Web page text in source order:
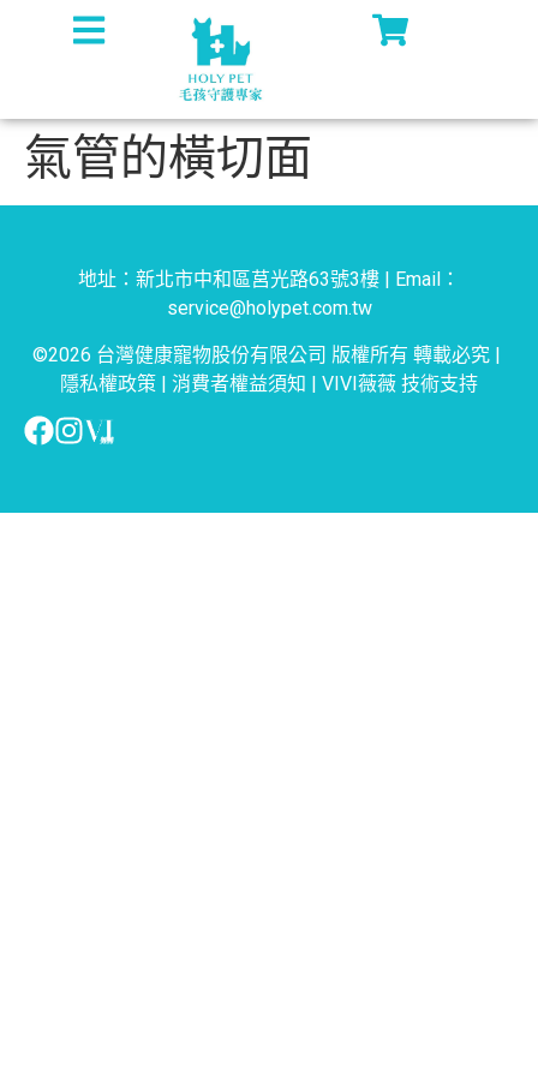
氣管的橫切面
地址：新北市中和區莒光路63號3樓 | Email：
service@holypet.com.tw
©2026 台灣健康寵物股份有限公司 版權所有 轉載必究 |
隱私權政策 | 消費者權益須知 | VIVI薇薇 技術支持